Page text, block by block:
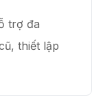
trợ đa
thiết lập